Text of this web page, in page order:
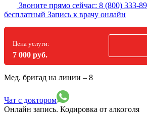
Звоните прямо сейчас: 8 (800) 333-
бесплатный Запись к врачу онлайн
Цена услуги:
7 000 руб.
Мед. бригад на линии – 8
Чат с доктором
Онлайн запись. Кодировка от алкоголя